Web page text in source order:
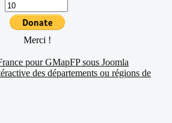
Merci !
pour GMapFP sous Joomla
des départements ou régions de